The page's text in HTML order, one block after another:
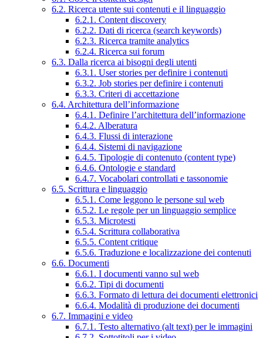
6.2. Ricerca utente sui contenuti e il linguaggio
6.2.1. Content discovery
6.2.2. Dati di ricerca (search keywords)
6.2.3. Ricerca tramite analytics
6.2.4. Ricerca sui forum
6.3. Dalla ricerca ai bisogni degli utenti
6.3.1. User stories per definire i contenuti
6.3.2. Job stories per definire i contenuti
6.3.3. Criteri di accettazione
6.4. Architettura dell’informazione
6.4.1. Definire l’architettura dell’informazione
6.4.2. Alberatura
6.4.3. Flussi di interazione
6.4.4. Sistemi di navigazione
6.4.5. Tipologie di contenuto (content type)
6.4.6. Ontologie e standard
6.4.7. Vocabolari controllati e tassonomie
6.5. Scrittura e linguaggio
6.5.1. Come leggono le persone sul web
6.5.2. Le regole per un linguaggio semplice
6.5.3. Microtesti
6.5.4. Scrittura collaborativa
6.5.5. Content critique
6.5.6. Traduzione e localizzazione dei contenuti
6.6. Documenti
6.6.1. I documenti vanno sul web
6.6.2. Tipi di documenti
6.6.3. Formato di lettura dei documenti elettronici
6.6.4. Modalità di produzione dei documenti
6.7. Immagini e video
6.7.1. Testo alternativo (alt text) per le immagini